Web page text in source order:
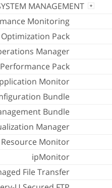
MANAGEMENT
Monitoring
Pack
Manager
Pack
Monitor
Bundle
Bundle
Manager
Monitor
ipMonitor
File Transfer